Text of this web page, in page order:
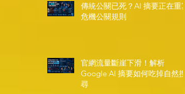
傳統公關已死？AI 摘要正在重寫
危機公關規則
官網流量斷崖下滑！解析
Google AI 摘要如何吃掉自然搜
尋